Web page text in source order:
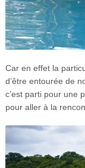
Car en effet la
d’être entourée de
c’est parti pour une
pour aller à la